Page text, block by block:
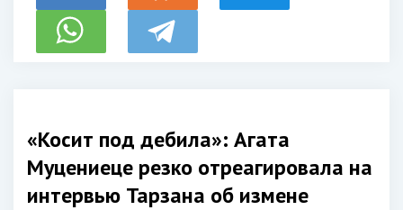
«Косит под дебила»: Агата
Муцениеце резко отреагировала на
интервью Тарзана об измене